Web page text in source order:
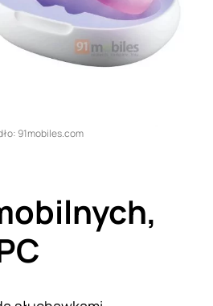
91mobiles.com